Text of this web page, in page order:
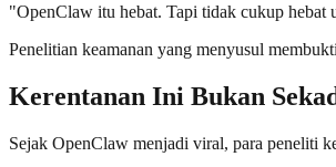
"OpenClaw itu hebat. Tapi tidak cukup hebat
Penelitian keamanan yang menyusul
Kerentanan Ini Bukan
Sejak OpenClaw menjadi viral, para peneliti